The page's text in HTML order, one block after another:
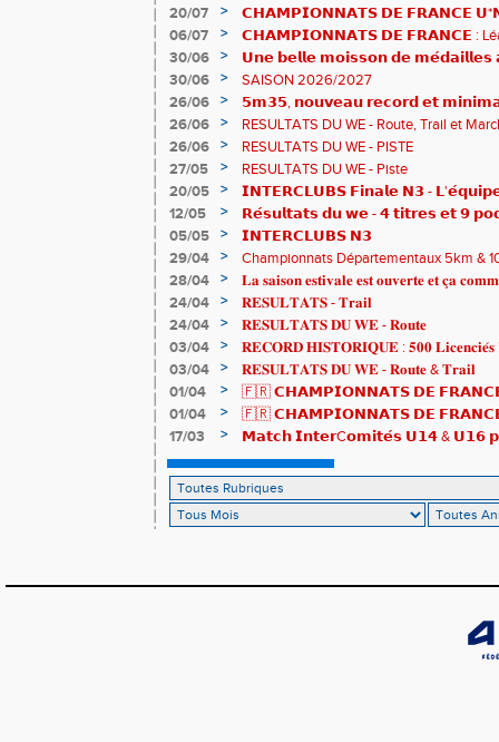
20/07 >
𝗖𝗛𝗔𝗠𝗣𝗜𝗢𝗡𝗡𝗔𝗧𝗦 𝗗𝗘 𝗙𝗥𝗔𝗡𝗖𝗘
𝗵𝗶𝘀𝘁𝗼𝗿𝗶𝗾𝘂𝗲𝘀 !
06/07 >
𝗖𝗛𝗔𝗠𝗣𝗜𝗢𝗡𝗡𝗔𝗧𝗦 𝗗𝗘 𝗙𝗥𝗔𝗡𝗖𝗘 : Léane
83è !
30/06 >
𝗨𝗻𝗲 𝗯𝗲𝗹𝗹𝗲 𝗺𝗼𝗶𝘀𝘀𝗼𝗻 𝗱𝗲
𝗔𝗨𝗥𝗔 !
30/06 >
SAISON 2026/2027
26/06
>
𝟱𝗺𝟯𝟱, 𝗻𝗼𝘂𝘃𝗲𝗮𝘂 𝗿𝗲𝗰𝗼𝗿𝗱 𝗲𝘁
𝗖𝗵𝗮𝗺𝗽𝗶𝗼𝗻𝗻𝗮𝘁𝘀 𝗱𝘂 𝗠𝗼𝗻𝗱𝗲 𝗨𝟮𝟬
26/06 >
RESULTATS DU WE - Route, Trail et
26/06
>
RESULTATS DU WE - PISTE
27/05
>
RESULTATS DU WE - Piste
20/05
>
𝗜𝗡𝗧𝗘𝗥𝗖𝗟𝗨𝗕𝗦 𝗙𝗶𝗻𝗮𝗹𝗲 𝗡𝟯 -
𝟯𝟮𝟰𝟮𝟳𝗽𝘁𝘀
12/05 >
𝗥𝗲́𝘀𝘂𝗹𝘁𝗮𝘁𝘀 𝗱𝘂 𝘄𝗲 - 𝟰 𝘁𝗶𝘁𝗿𝗲𝘀 𝗲𝘁 𝟵
05/05
>
𝗜𝗡𝗧𝗘𝗥𝗖𝗟𝗨𝗕𝗦 𝗡𝟯
29/04
>
Championnats Départementaux 5km &
de bronze et un max de plaisir pour tous !
28/04 >
𝐋𝐚 𝐬𝐚𝐢𝐬𝐨𝐧 𝐞𝐬𝐭𝐢𝐯𝐚𝐥𝐞 𝐞𝐬𝐭 𝐨𝐮𝐯𝐞𝐫𝐭𝐞 𝐞𝐭 𝐜̧𝐚
24/04
>
𝐑𝐄𝐒𝐔𝐋𝐓𝐀𝐓𝐒 - 𝐓𝐫𝐚𝐢𝐥
24/04
>
𝐑𝐄𝐒𝐔𝐋𝐓𝐀𝐓𝐒 𝐃𝐔 𝐖𝐄 - 𝐑𝐨𝐮𝐭𝐞
03/04
>
𝐑𝐄𝐂𝐎𝐑𝐃 𝐇𝐈𝐒𝐓𝐎𝐑𝐈𝐐𝐔𝐄 : 𝟓𝟎𝟎 𝐋𝐢𝐜𝐞𝐧𝐜𝐢𝐞́𝐬
03/04
>
𝐑𝐄𝐒𝐔𝐋𝐓𝐀𝐓𝐒 𝐃𝐔 𝐖𝐄 - 𝐑𝐨𝐮𝐭𝐞 & 𝐓𝐫𝐚𝐢𝐥
01/04
>
🇫🇷 𝗖𝗛𝗔𝗠𝗣𝗜𝗢𝗡𝗡𝗔𝗧𝗦 𝗗𝗘 𝗙𝗥𝗔𝗡𝗖𝗘
résultats
01/04 >
🇫🇷 𝗖𝗛𝗔𝗠𝗣𝗜𝗢𝗡𝗡𝗔𝗧𝗦 𝗗𝗘 𝗙𝗥𝗔𝗡𝗖𝗘
𝒕𝒓𝒂𝒊𝒍𝒆𝒖𝒓𝒔 𝒓𝒂𝒎𝒆̀𝒏𝒆𝒏𝒕 4 𝒎𝒆́𝒅𝒂𝒊𝒍𝒍𝒆𝒔 !
17/03 >
𝗠𝗮𝘁𝗰𝗵 𝗜𝗻𝘁𝗲𝗿C𝗼𝗺𝗶𝘁𝗲́𝘀 𝗨𝟭𝟰 & 𝗨𝟭𝟲